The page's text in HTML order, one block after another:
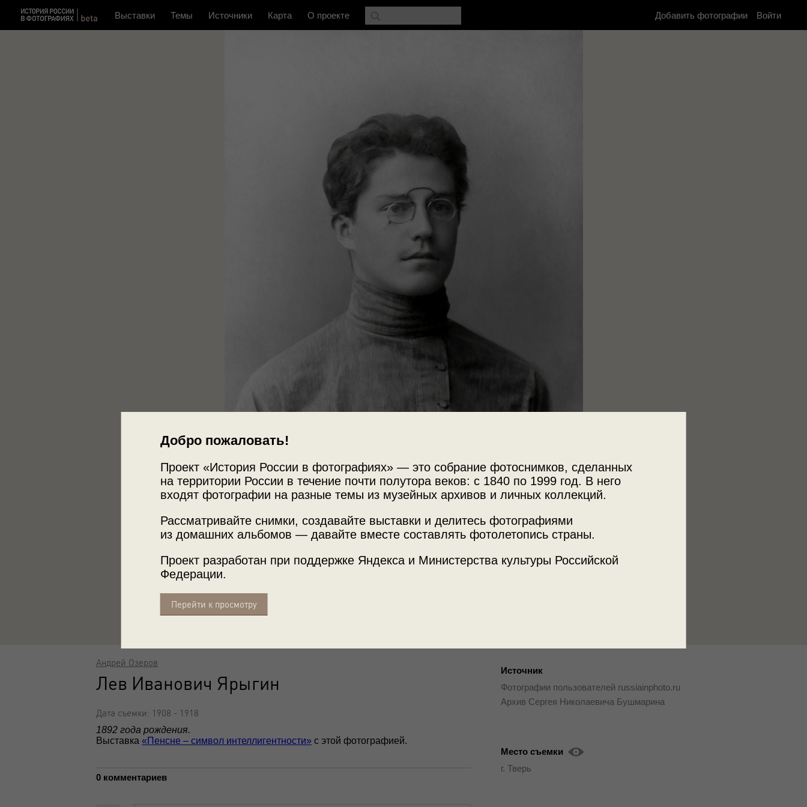
Добро пожаловать!
Проект «История России в фотографиях» — это собрание фотоснимков, сделанных
на территории России в течение почти полутора веков: с 1840 по 1999 год. В него
входят фотографии на разные темы из музейных архивов и личных коллекций.
Рассматривайте снимки, создавайте выставки и делитесь фотографиями
из домашних альбомов — давайте вместе составлять фотолетопись страны.
Проект разработан при поддержке Яндекса и Министерства культуры Российской
Федерации.
Перейти к просмотру
Выставки Темы Источники Карта О проекте Добавить фотографии Войти
Источник
Фотографии пользователей russiainphoto.ru
Архив Сергея Николаевича Бушмарина
Место съемки
г. Тверь
Андрей Озеров
Лев Иванович Ярыгин
Дата съемки: 1908 - 1918
1892 года рождения.
Выставка «Пенсне – символ интеллигентности» с этой фотографией.
0 комментариев